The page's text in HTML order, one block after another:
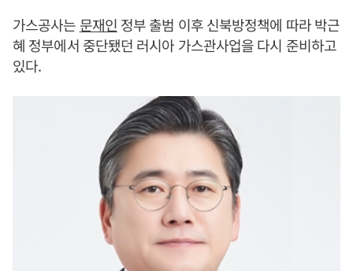
가스공사는 문재인 정부 출범 이후 신북방정책에 따라 박근
혜 정부에서 중단됐던 러시아 가스관사업을 다시 준비하고
있다.